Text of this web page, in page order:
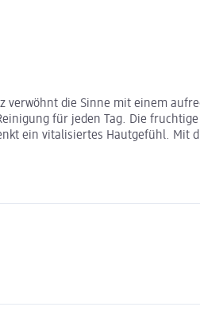
verwöhnt die Sinne mit einem
für jeden Tag. Die
ein vitalisiertes Hautgefühl. Mit